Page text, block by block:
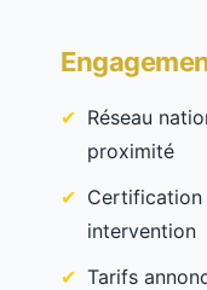
Réseau
proximité
intervention
Tarifs